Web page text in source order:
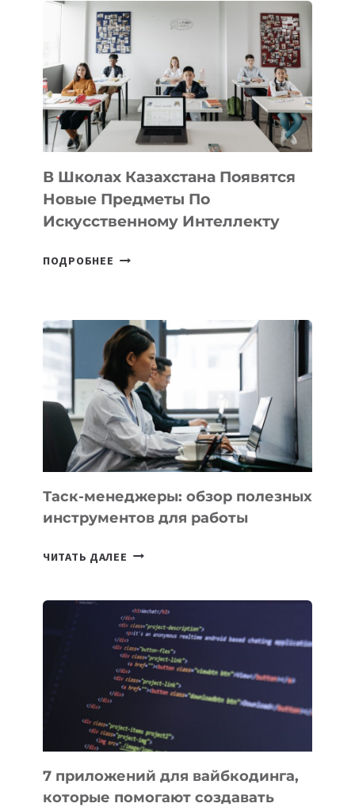
DEAL
VELOCITY
BY
MOST
—
МЕЖДУНАРОДНУЮ
ПРОГРАММУ
ДЛЯ
ТЕХНОЛОГИЧЕСКИХ
В Школах Казахстана Появятся
Новые Предметы По
Искусственному Интеллекту
ПОДРОБНЕЕ
НОВЫЕ
ПРЕДМЕТЫ
ПО
ИСКУССТВЕННОМУ
ИНТЕЛЛЕКТУ
Таск-менеджеры: обзор полезных
инструментов для работы
ЧИТАТЬ ДАЛЕЕ ТАСК-
ПОЛЕЗНЫХ
ИНСТРУМЕНТОВ
ДЛЯ
РАБОТЫ
7 приложений для вайбкодинга,
которые помогают создавать